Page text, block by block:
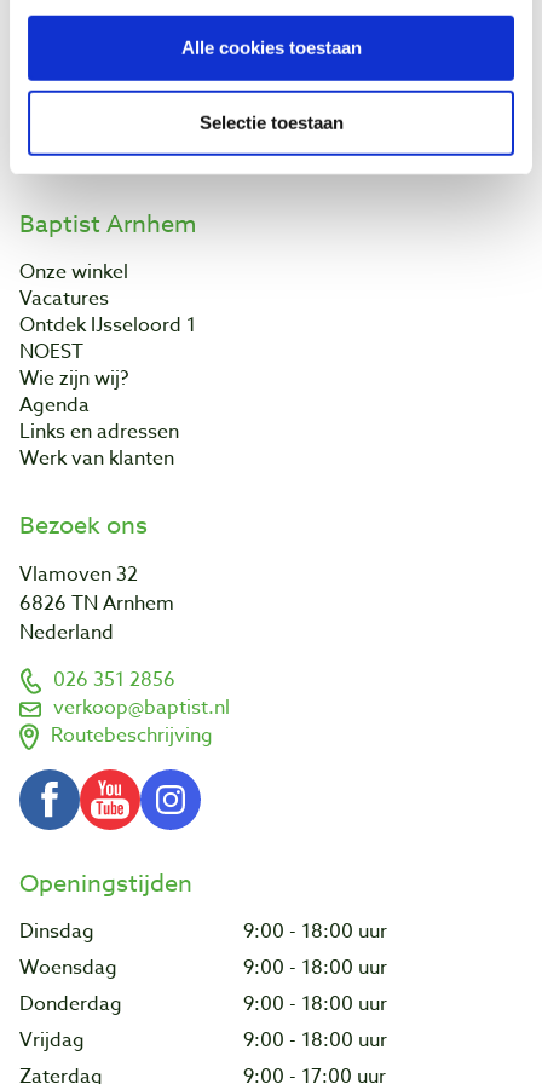
Alle cookies toestaan
Selectie toestaan
Bestellen & levering
Betaling
Retourneren
Contact
Baptist Arnhem
Onze winkel
Vacatures
Ontdek IJsseloord 1
NOEST
Wie zijn wij?
Agenda
Links en adressen
Werk van klanten
Bezoek ons
Vlamoven 32
6826 TN Arnhem
Nederland
026 351 2856
verkoop@baptist.nl
Routebeschrijving
Openingstijden
Dinsdag
9:00 - 18:00 uur
Woensdag
9:00 - 18:00 uur
Donderdag
9:00 - 18:00 uur
Vrijdag
9:00 - 18:00 uur
Zaterdag
9:00 - 17:00 uur